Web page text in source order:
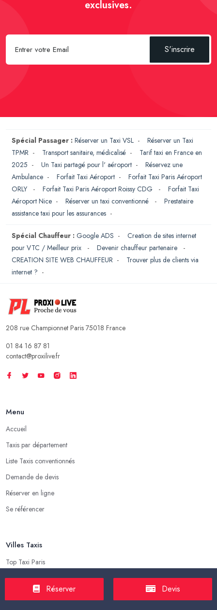
exclusives.
S'inscrire
Spécial Passager : Réserver un Taxi VSL - Réserver un Taxi
TPMR - Transport sanitaire, médicalisé - Tarif taxi en France en
2025 - Un Taxi partagé pour l' aéroport - Réservez une
Ambulance - Forfait Taxi Aéroport - Forfait Taxi Paris Aéroport
ORLY
- Forfait Taxi Paris Aéroport Roissy CDG - Forfait Taxi
Aéroport Nice - Réserver un taxi conventionné - Prestataire
assistance taxi pour les assurances -
Spécial Chauffeur : Google ADS - Creation de sites internet
pour VTC / Meilleur prix
- Devenir chauffeur partenaire
-
CREATION SITE WEB CHAUFFEUR - Trouver plus de clients via
internet ? -
208 rue Championnet Paris 75018 France
01 84 16 87 81
contact@proxilive.fr
Menu
Accueil
Taxis par département
Liste Taxis conventionnés
Demande de devis
Réserver en ligne
Se référencer
Villes Taxis
Top Taxi Paris
Top Taxi Marseille
Top Taxi Lyon
Réserver Devis